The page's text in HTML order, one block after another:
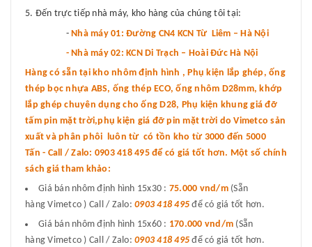
Đến trực tiếp nhà máy, kho hàng của chúng tôi tại:
- Nhà máy 01: Đường CN4 KCN Từ Liêm – Hà Nội
- Nhà máy 02: KCN Di Trạch – Hoài Đức Hà Nội
Hàng có sẵn tại kho nhôm định hình , Phụ kiện lắp ghép, ống
thép bọc nhựa ABS, ống thép ECO, ống nhôm D28mm, khớp
lắp ghép chuyên dụng cho ống D28, Phụ kiện khung giá đỡ
tấm pin mặt trời,phụ kiện giá đỡ pin mặt trời do Vimetco sản
xuất và phân phôi luôn từ có tồn kho từ 3000 đến 5000
Tấn - Call / Zalo: 0903 418 495 để có giá tốt hơn. Một số chính
sách giá tham khảo:
Giá bán nhôm định hình 15x30 : 75.000 vnd/m (Sẵn
hàng Vimetco ) Call / Zalo: 0903 418 495 để có giá tốt hơn.
Giá bán nhôm định hình 15x60 : 170.000 vnd/m (Sẵn
hàng Vimetco ) Call / Zalo: 0903 418 495 để có giá tốt hơn.